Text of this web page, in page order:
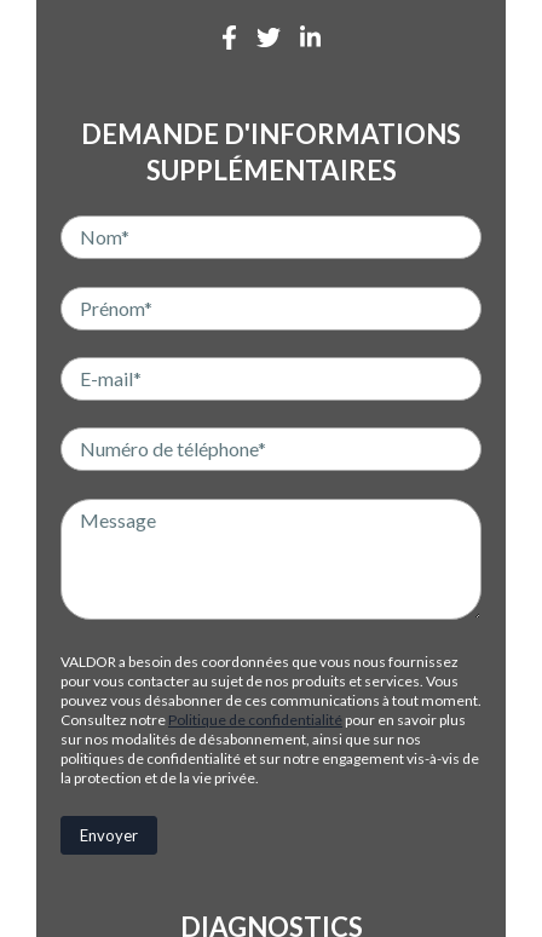
DEMANDE D'INFORMATIONS
SUPPLÉMENTAIRES
VALDOR a besoin des coordonnées que vous nous fournissez
pour vous contacter au sujet de nos produits et services. Vous
pouvez vous désabonner de ces communications à tout moment.
Consultez notre Politique de confidentialité pour en savoir plus
sur nos modalités de désabonnement, ainsi que sur nos
politiques de confidentialité et sur notre engagement vis-à-vis de
la protection et de la vie privée.
DIAGNOSTICS